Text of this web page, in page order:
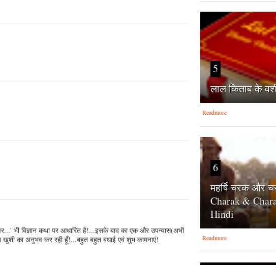
भी विज्ञान कथा पर आधारित है!...इसके बाद का एक और उपन्यास(अभी
खुशी का अनुभव कर रही हूँ!...बहुत बहुत बधाई एवं शुभ कामनाएं!
5
लाल किताब के
Readmore
6
महर्षि चरक और
Charak &
Hindi
Readmore